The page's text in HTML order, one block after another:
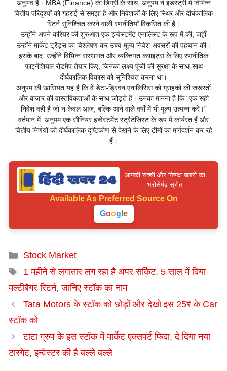
अनुभव है। MBA (Finance) की डिग्री के साथ, अनुपम ने इंडस्ट्री में विभिन्न
वित्तीय परिदृश्यों को गहराई से समझा है और निवेशकों के लिए स्थिर और दीर्घकालिक
रिटर्न सुनिश्चित करने वाली रणनीतियाँ विकसित की हैं।
उन्होंने अपने करियर की शुरुआत एक इन्वेस्टमेंट एनालिस्ट के रूप में की, जहाँ
उन्होंने मार्केट ट्रेंड्स का विश्लेषण कर उच्च-मूल्य निवेश अवसरों की पहचान की।
इसके बाद, उन्होंने विभिन्न संस्थागत और व्यक्तिगत क्लाइंट्स के लिए रणनीतिक
फाइनेंशियल रोडमैप तैयार किए, जिनका लक्ष्य पूंजी की सुरक्षा के साथ-साथ
दीर्घकालिक विकास को सुनिश्चित करना था।
अनुपम की खासियत यह है कि वे डेटा-ड्रिवन एनालिसिस को ग्राहकों की जरूरतों
और बाजार की वास्तविकताओं के साथ जोड़ते हैं। उनका मानना है कि “एक सही
निवेश वही है जो न केवल आज, बल्कि आने वाले वर्षों में भी मूल्य उत्पन्न करे।”
वर्तमान में, अनुपम एक सीनियर इन्वेस्टमेंट स्ट्रैटेजिस्ट के रूप में कार्यरत हैं और
वित्तीय निर्णयों को दीर्घकालिक दृष्टिकोण से देखने के लिए टीमों का मार्गदर्शन कर रहे
हैं।
आपकी सच्ची और निष्पक्ष खबरों का
भरोसेमंद स्रोत
Available As Preferred Source On
Goog e
Categories
Stock Market
Tags
1 महीने से लगातार लग रहा है अपर सर्किट, 5 साल में दिया
मल्टीबैगर रिटर्न,जानिए स्टॉक का नाम
Tata Motors के स्टॉक को छोड़ों और देखो इस 25₹ के Car
स्टॉक को
टाटा ग्रुप के इस स्टॉक में मार्केट एक्सपर्ट फिदा, दे दिया नया
टारगेट, इन्वेस्टर की है बल्ले बल्ले